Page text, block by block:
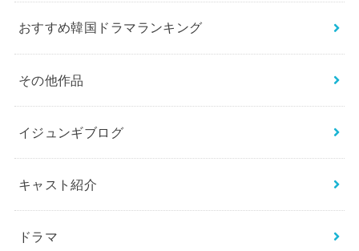
おすすめ韓国ドラマランキング
その他作品
イジュンギブログ
キャスト紹介
ドラマ